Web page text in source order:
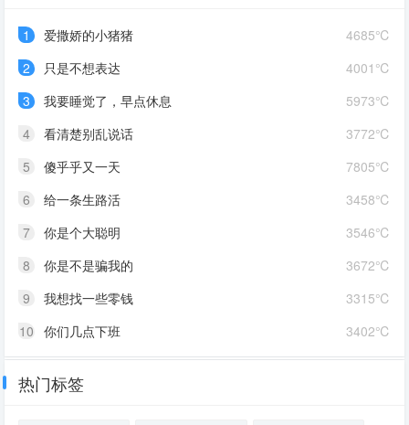
4685℃
1
爱撒娇的小猪猪
4001℃
2
只是不想表达
5973℃
3
我要睡觉了，早点休息
3772℃
4
看清楚别乱说话
7805℃
5
傻乎乎又一天
3458℃
6
给一条生路活
3546℃
7
你是个大聪明
3672℃
8
你是不是骗我的
3315℃
9
我想找一些零钱
3402℃
10 你们几点下班
热门标签